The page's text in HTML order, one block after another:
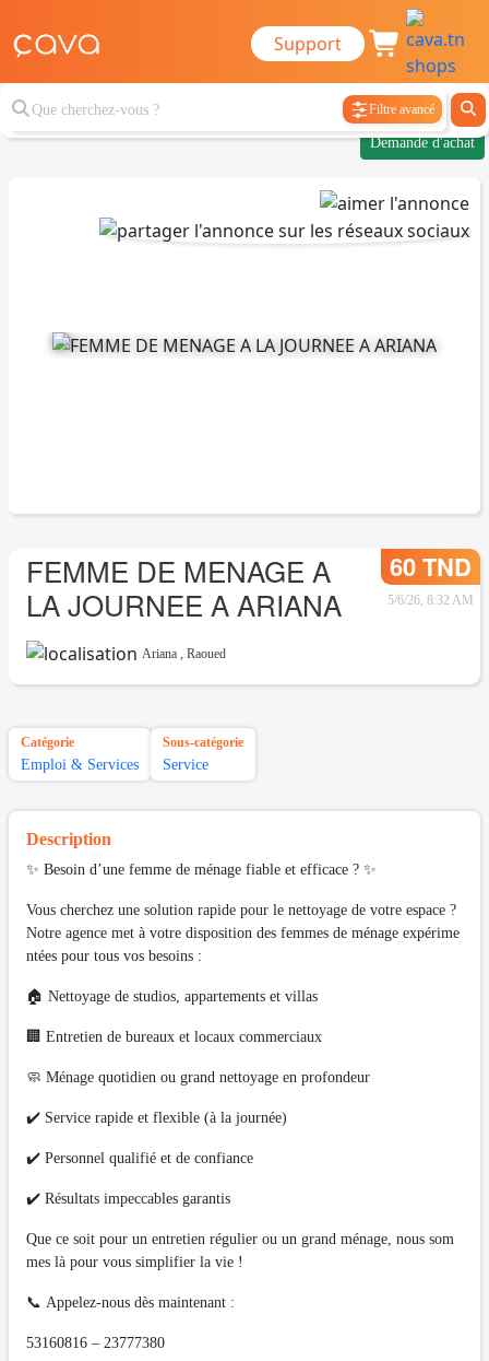
Support
Filtre avancé
Demande d'achat
FEMME DE MENAGE A
LA JOURNEE A ARIANA
60 TND
5/6/26, 8:32 AM
Ariana , Raoued
Catégorie
Emploi & Services
Sous-catégorie
Service
Description
✨ Besoin d’une femme de ménage fiable et efficace ? ✨
Vous cherchez une solution rapide pour le nettoyage de votre espace ?
Notre agence met à votre disposition des femmes de ménage expérime
ntées pour tous vos besoins :
🏠 Nettoyage de studios, appartements et villas
🏢 Entretien de bureaux et locaux commerciaux
🧼 Ménage quotidien ou grand nettoyage en profondeur
✔️ Service rapide et flexible (à la journée)
✔️ Personnel qualifié et de confiance
✔️ Résultats impeccables garantis
Que ce soit pour un entretien régulier ou un grand ménage, nous som
mes là pour vous simplifier la vie !
📞 Appelez-nous dès maintenant :
53160816 – 23777380